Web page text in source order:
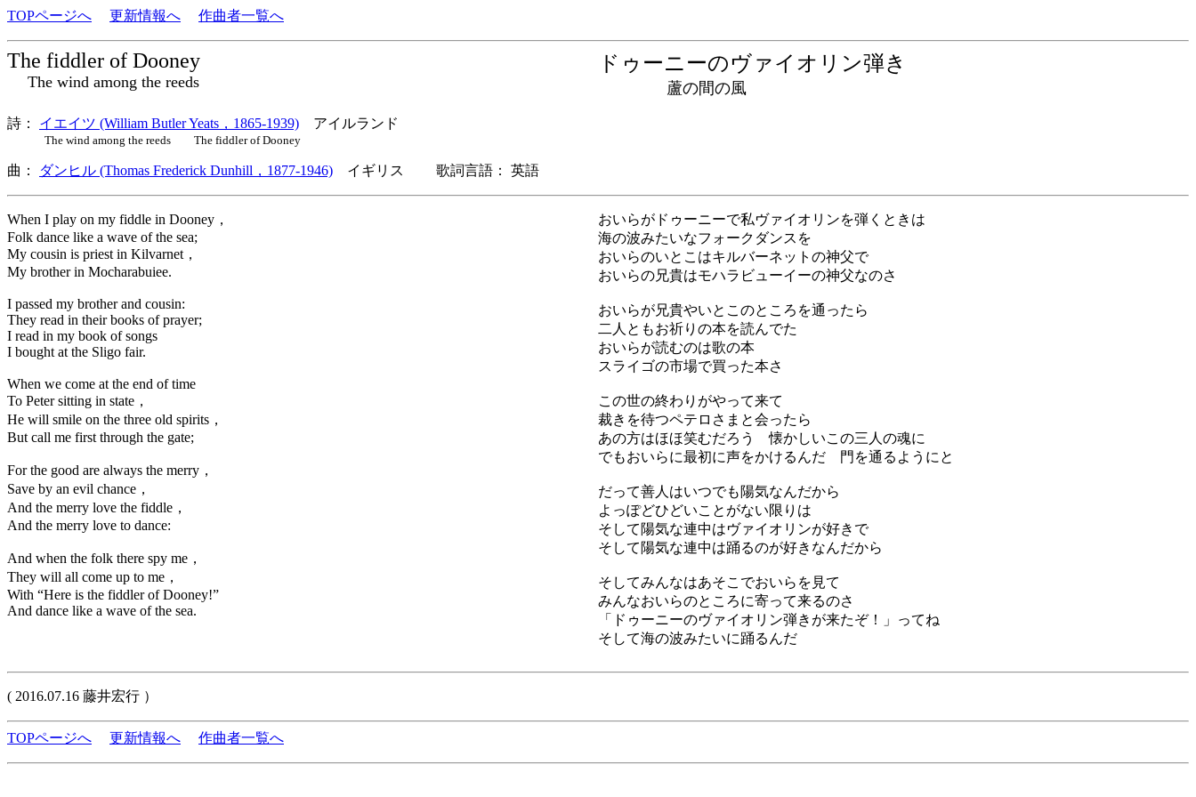
TOPページへ 更新情報へ 作曲者一覧へ
The fiddler of Dooney
The wind among the reeds
ドゥーニーのヴァイオリン弾き
蘆の間の風
詩： イエイツ (William Butler Yeats，1865-1939) アイルランド
The wind among the reeds The fiddler of Dooney
曲： ダンヒル (Thomas Frederick Dunhill，1877-1946) イギリス 歌詞言語： 英語
When I play on my fiddle in Dooney，
Folk dance like a wave of the sea;
My cousin is priest in Kilvarnet，
My brother in Mocharabuiee.
I passed my brother and cousin:
They read in their books of prayer;
I read in my book of songs
I bought at the Sligo fair.
When we come at the end of time
To Peter sitting in state，
He will smile on the three old spirits，
But call me first through the gate;
For the good are always the merry，
Save by an evil chance，
And the merry love the fiddle，
And the merry love to dance:
And when the folk there spy me，
They will all come up to me，
With “Here is the fiddler of Dooney!”
And dance like a wave of the sea.
おいらがドゥーニーで私ヴァイオリンを弾くときは
海の波みたいなフォークダンスを
おいらのいとこはキルバーネットの神父で
おいらの兄貴はモハラビューイーの神父なのさ
おいらが兄貴やいとこのところを通ったら
二人ともお祈りの本を読んでた
おいらが読むのは歌の本
スライゴの市場で買った本さ
この世の終わりがやって来て
裁きを待つペテロさまと会ったら
あの方はほほ笑むだろう 懐かしいこの三人の魂に
でもおいらに最初に声をかけるんだ 門を通るようにと
だって善人はいつでも陽気なんだから
よっぽどひどいことがない限りは
そして陽気な連中はヴァイオリンが好きで
そして陽気な連中は踊るのが好きなんだから
そしてみんなはあそこでおいらを見て
みんなおいらのところに寄って来るのさ
「ドゥーニーのヴァイオリン弾きが来たぞ！」ってね
そして海の波みたいに踊るんだ
( 2016.07.16 藤井宏行 ）
TOPページへ 更新情報へ 作曲者一覧へ